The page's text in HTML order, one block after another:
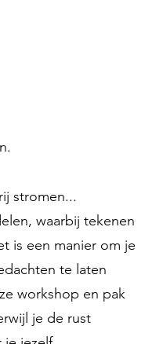
stromen...
waarbij tekenen
is een manier om je
te laten
workshop en pak
je de rust